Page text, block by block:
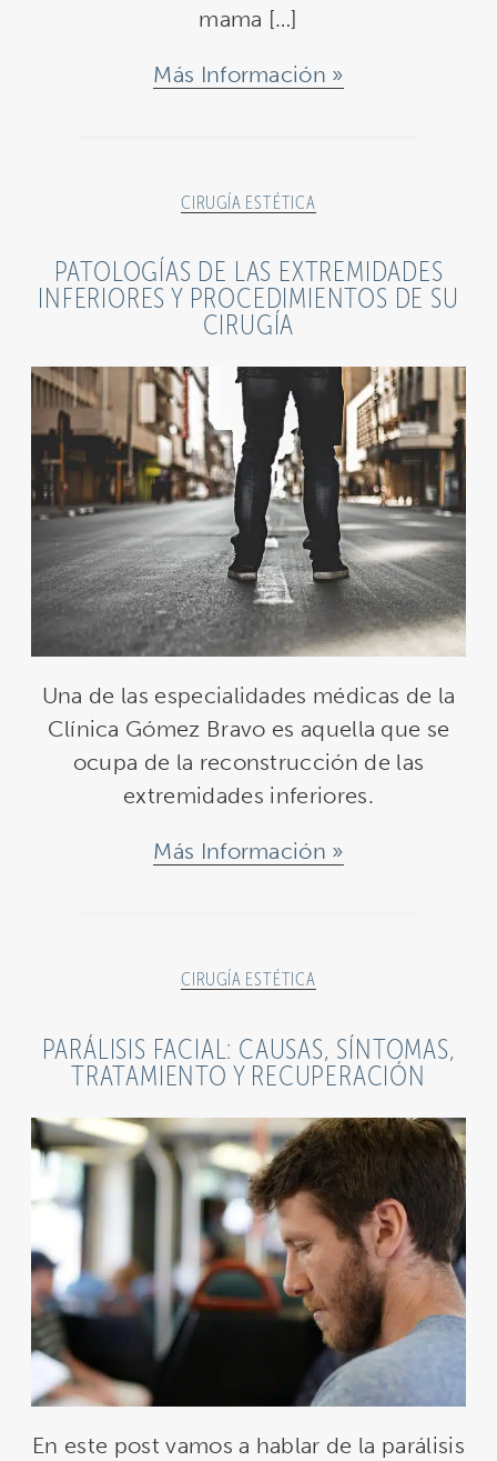
mama […]
Más Información
CIRUGÍA ESTÉTICA
PATOLOGÍAS DE LAS EXTREMIDADES
INFERIORES Y PROCEDIMIENTOS DE SU
CIRUGÍA
Una de las especialidades médicas de la
Clínica Gómez Bravo es aquella que se
ocupa de la reconstrucción de las
extremidades inferiores.
Más Información
CIRUGÍA ESTÉTICA
PARÁLISIS FACIAL: CAUSAS, SÍNTOMAS,
TRATAMIENTO Y RECUPERACIÓN
En este post vamos a hablar de la parálisis